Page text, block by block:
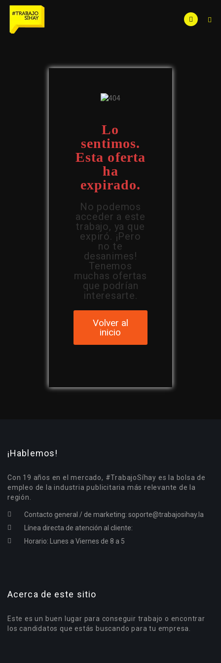
Lo
sentimos.
Esta oferta
ha
expirado.
No podemos
acceder a este
trabajo, ya que
expiró. ¡Pero
no te
desanimes!
Tenemos
muchas ofertas
que podrían
interesarte.
Volver al
inicio
¡Hablemos!
Con 19 años en el mercado, #TrabajoSíhay es la bolsa de
empleo de la industria publicitaria más relevante de la
región.
Contacto general / de marketing: soporte@trabajosihay.la
Línea directa de atención al cliente:
Horario: Lunes a Viernes de 8 a 5
Acerca de este sitio
Este es un buen lugar para conseguir trabajo o encontrar
los candidatos que estás buscando para tu empresa.